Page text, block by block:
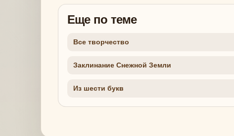
Еще по теме
Все творчество
Заклинание Снежной Земли
Из шести букв